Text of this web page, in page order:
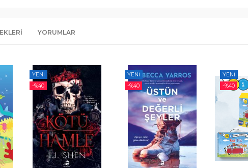
YORUMLAR
YENI
-%40
YENI
-%40
YENI
-%40